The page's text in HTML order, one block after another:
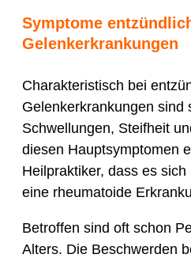
Symptome
Gelenkerkrankungen
Charakteristisch bei
Gelenkerkrankungen sind
Schwellungen, Steifheit
diesen Hauptsymptomen
Heilpraktiker, dass es
eine rheumatoide
Betroffen sind oft schon
Alters. Die Beschwerden